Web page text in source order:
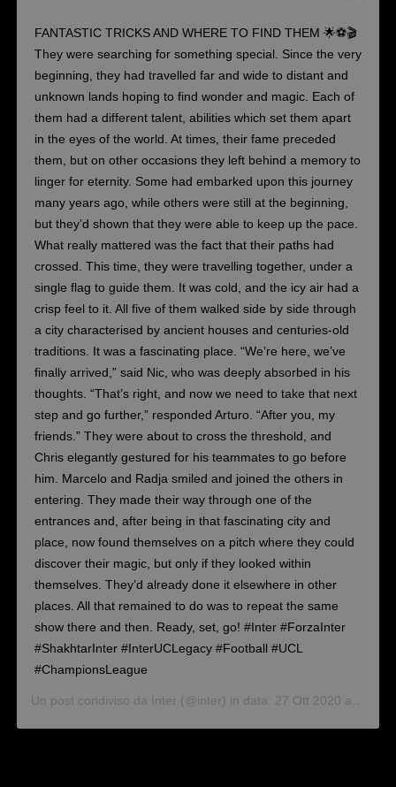
FANTASTIC TRICKS AND WHERE TO FIND THEM 🌟⚽️🎬
They were searching for something special. Since the very
beginning, they had travelled far and wide to distant and
unknown lands hoping to find wonder and magic. Each of
them had a different talent, abilities which set them apart
in the eyes of the world. At times, their fame preceded
them, but on other occasions they left behind a memory to
linger for eternity. Some had embarked upon this journey
many years ago, while others were still at the beginning,
but they’d shown that they were able to keep up the pace.
What really mattered was the fact that their paths had
crossed. This time, they were travelling together, under a
single flag to guide them. It was cold, and the icy air had a
crisp feel to it. All five of them walked side by side through
a city characterised by ancient houses and centuries-old
traditions. It was a fascinating place. “We’re here, we’ve
finally arrived,” said Nic, who was deeply absorbed in his
thoughts. “That’s right, and now we need to take that next
step and go further,” responded Arturo. “After you, my
friends.” They were about to cross the threshold, and
Chris elegantly gestured for his teammates to go before
him. Marcelo and Radja smiled and joined the others in
entering. They made their way through one of the
entrances and, after being in that fascinating city and
place, now found themselves on a pitch where they could
discover their magic, but only if they looked within
themselves. They’d already done it elsewhere in other
places. All that remained to do was to repeat the same
show there and then. Ready, set, go! #Inter #ForzaInter
#ShakhtarInter #InterUCLegacy #Football #UCL
#ChampionsLeague
Un post condiviso da Inter (@inter) in data: 27 Ott 2020 alle ore 4:30 PDT